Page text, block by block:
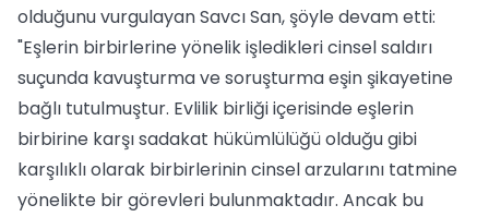
olduğunu vurgulayan Savcı San, şöyle devam etti:
"Eşlerin birbirlerine yönelik işledikleri cinsel saldırı
suçunda kavuşturma ve soruşturma eşin şikayetine
bağlı tutulmuştur. Evlilik birliği içerisinde eşlerin
birbirine karşı sadakat hükümlülüğü olduğu gibi
karşılıklı olarak birbirlerinin cinsel arzularını tatmine
yönelikte bir görevleri bulunmaktadır. Ancak bu